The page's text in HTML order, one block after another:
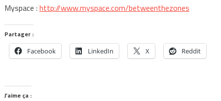
Myspace : http://www.myspace.com/betweenthezones
Partager :
Facebook LinkedIn X Reddit
J’aime ça :